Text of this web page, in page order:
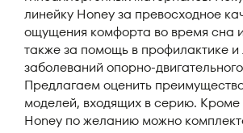
линейку Honey за превосходное
ощущения комфорта во время сна
также за помощь в профилактике и
заболеваний опорно-
Предлагаем оценить
моделей, входящих в серию. Кроме
Honey по желанию можно